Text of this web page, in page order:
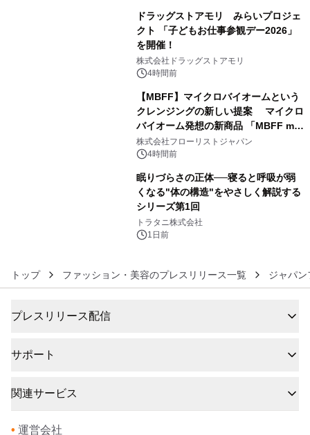
ドラッグストアモリ みらいプロジェ
クト 「子どもお仕事参観デー2026」
を開催！
株式会社ドラッグストアモリ
4時間前
【MBFF】マイクロバイオームという
クレンジングの新しい提案 マイクロ
バイオーム発想の新商品 「MBFF mb
クレンジングPRO」を2026年8月6日
発売
株式会社フローリストジャパン
4時間前
眠りづらさの正体──寝ると呼吸が弱
くなる"体の構造"をやさしく解説する
シリーズ第1回
トラタニ株式会社
1日前
トップ ファッション・美容のプレスリリース一覧 ジャパ
プレスリリース配信
サポート
関連サービス
• 運営会社